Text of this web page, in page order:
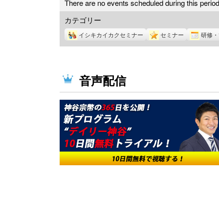
There are no events scheduled during this
カテゴリー
イシキカイカクセミナー セミナー 研修
音声配信